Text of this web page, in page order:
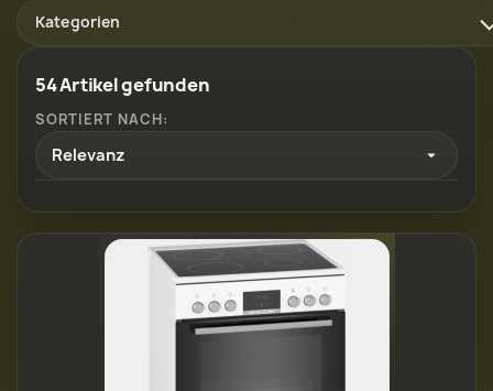
Kategorien
54 Artikel gefunden
SORTIERT NACH:
Relevanz 